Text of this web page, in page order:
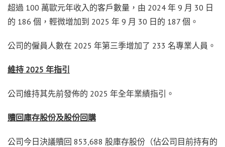
超過 100 萬歐元年收入的客戶數量，由 2024 年 9 月 30 日
的 186 個，輕微增加到 2025 年 9 月 30 日的 187 個。
公司的僱員人數在 2025 年第三季增加了 233 名專業人員。
維持 2025 年指引
公司維持其先前發佈的 2025 年全年業績指引。
贖回庫存股份及股份回購
公司今日決議贖回 853,688 股庫存股份（佔公司目前持有的